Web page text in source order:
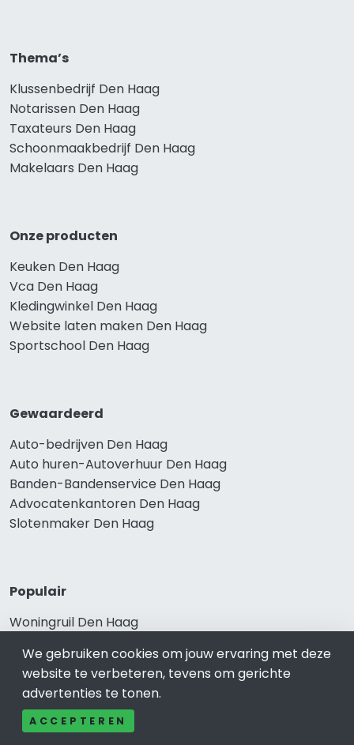
Thema’s
Klussenbedrijf Den Haag
Notarissen Den Haag
Taxateurs Den Haag
Schoonmaakbedrijf Den Haag
Makelaars Den Haag
Onze producten
Keuken Den Haag
Vca Den Haag
Kledingwinkel Den Haag
Website laten maken Den Haag
Sportschool Den Haag
Gewaardeerd
Auto-bedrijven Den Haag
Auto huren-Autoverhuur Den Haag
Banden-Bandenservice Den Haag
Advocatenkantoren Den Haag
Slotenmaker Den Haag
Populair
Woningruil Den Haag
Incassobureau Den Haag
Bedrijfsruimte Den Haag
Ongediertebestrijding Den Haag
We gebruiken cookies om jouw ervaring met deze
website te verbeteren, tevens om gerichte
advertenties te tonen.
ACCEPTEREN